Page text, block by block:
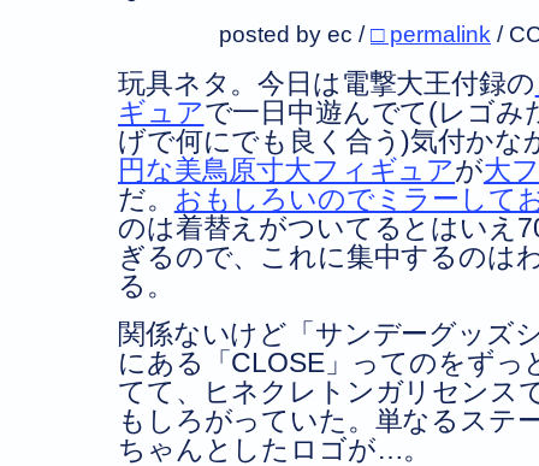
posted by ec /□ permalink /
玩具ネタ。今日は電撃大王付録の
ギュアで一日中遊んでて(レゴみ
げで何にでも良く合う)気付かな
円な美鳥原寸大フィギュアが大
だ。 おもしろいのでミラーして
のは着替えがついてるとはいえ
ぎるので、これに集中するのは
る。
関係ないけど「サンデーグッズ
にある「CLOSE」ってのをずっ
てて、ヒネクレトンガリセンス
もしろがっていた。単なるステ
ちゃんとしたロゴが…。